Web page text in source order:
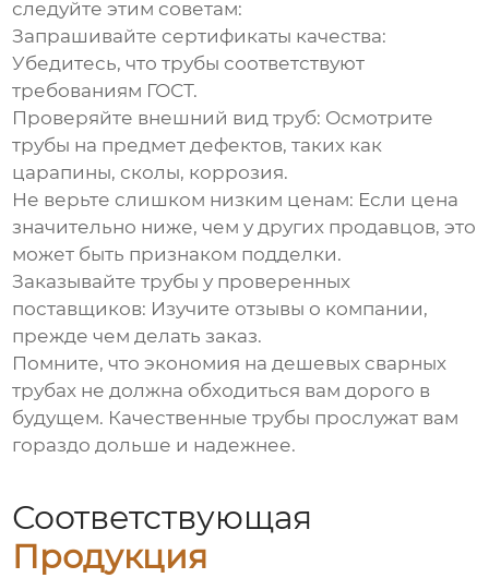
следуйте этим советам:
Запрашивайте сертификаты качества:
Убедитесь, что трубы соответствуют
требованиям ГОСТ.
Проверяйте внешний вид труб: Осмотрите
трубы на предмет дефектов, таких как
царапины, сколы, коррозия.
Не верьте слишком низким ценам: Если цена
значительно ниже, чем у других продавцов, это
может быть признаком подделки.
Заказывайте трубы у проверенных
поставщиков: Изучите отзывы о компании,
прежде чем делать заказ.
Помните, что экономия надешевых сварных
трубах не должна обходиться вам дорого в
будущем. Качественные трубы прослужат вам
гораздо дольше и надежнее.
Соответствующая
Продукция